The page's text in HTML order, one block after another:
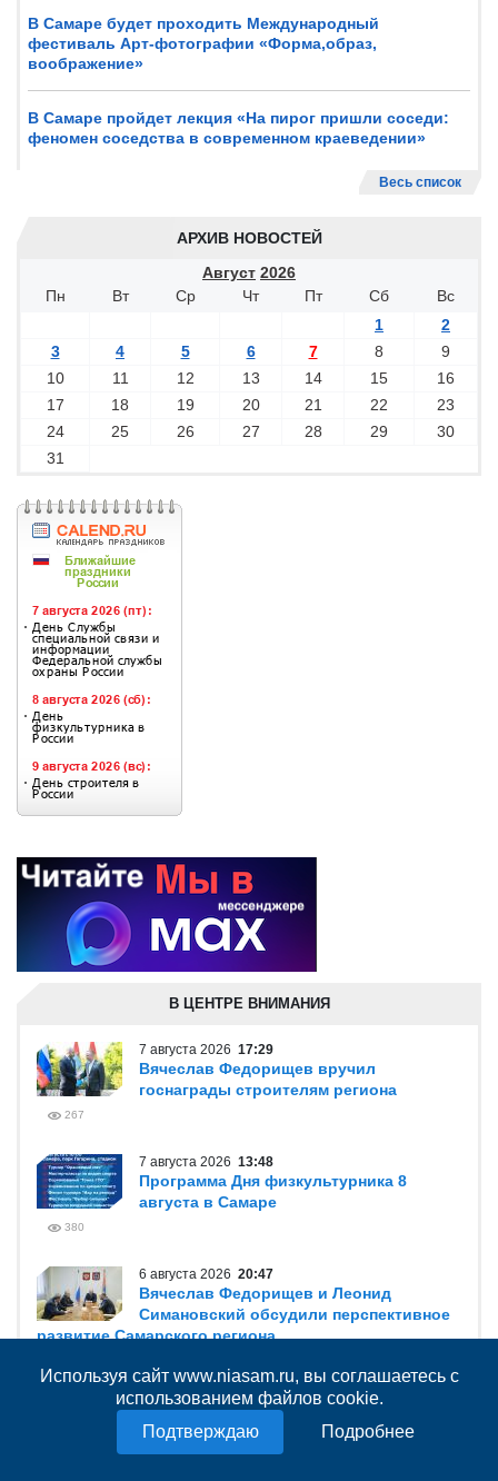
В Самаре будет проходить Международный
фестиваль Арт-фотографии «Форма,образ,
воображение»
В Самаре пройдет лекция «На пирог пришли соседи:
феномен соседства в современном краеведении»
Весь список
АРХИВ НОВОСТЕЙ
Август 2026
Пн
Вт Ср Чт Пт Сб
Вс
1
2
3
4 5 6 7 8
9
10
11 12 13 14 15
16
17
18 19 20 21 22
23
24
25 26 27 28 29
30
31
Используя сайт www.niasam.ru, вы соглашаетесь с
использованием файлов cookie.
Подробнее
В ЦЕНТРЕ ВНИМАНИЯ
7 августа 2026 17:29
Вячеслав Федорищев вручил
госнаграды строителям региона
267
7 августа 2026 13:48
Программа Дня физкультурника 8
августа в Самаре
380
6 августа 2026 20:47
Вячеслав Федорищев и Леонид
Симановский обсудили перспективное
развитие Самарского региона
6 августа 202612:39
Самарская область укрепит